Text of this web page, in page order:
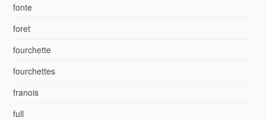
fonte
foret
fourchette
fourchettes
franois
full